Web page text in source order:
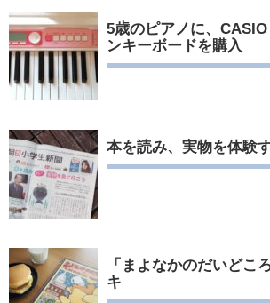
5歳のピアノに、
ンキーボードを購入
本を読み、実物を体験
「まよなかのだいどこ
キ